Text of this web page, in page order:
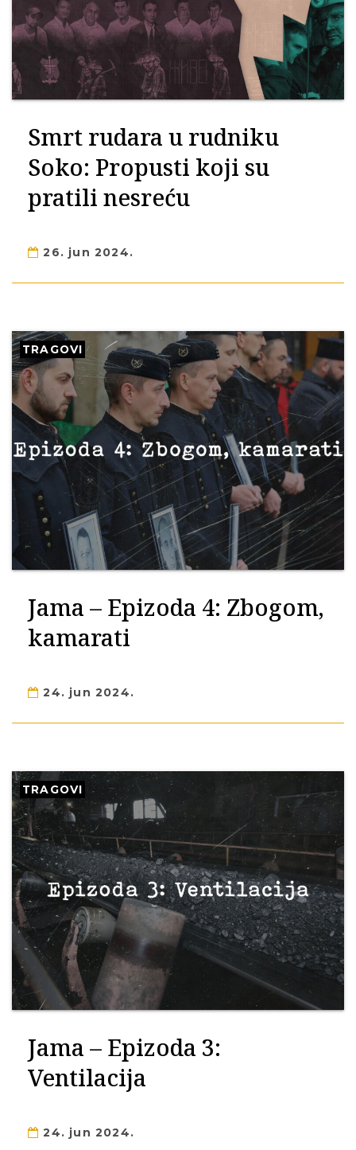
Smrt rudara u rudniku
Soko: Propusti koji su
pratili nesreću
26. jun 2024.
TRAGOVI
Jama – Epizoda 4: Zbogom,
kamarati
24. jun 2024.
TRAGOVI
Jama – Epizoda 3:
Ventilacija
24. jun 2024.